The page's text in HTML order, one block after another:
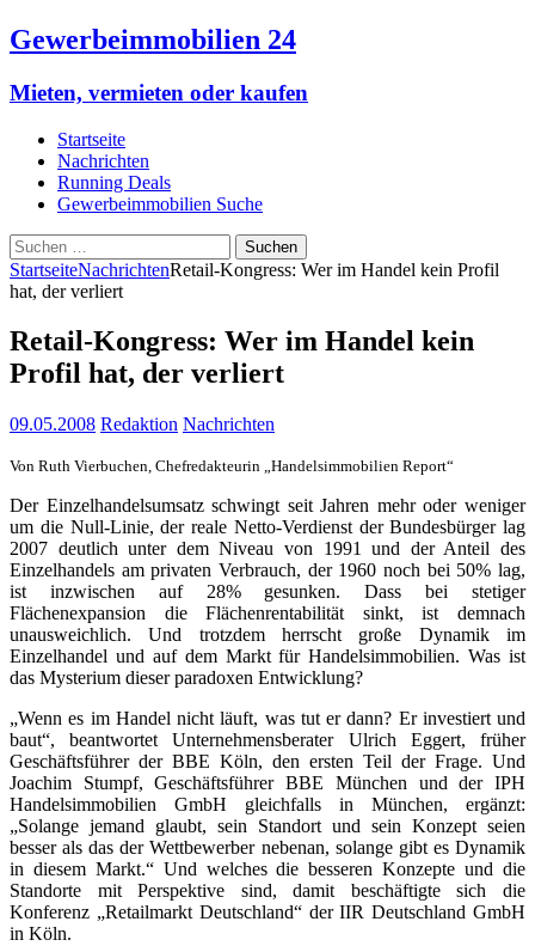
Gewerbeimmobilien 24
Mieten, vermieten oder kaufen
Startseite
Nachrichten
Running Deals
Gewerbeimmobilien Suche
Suchen
nach:
StartseiteNachrichtenRetail-Kongress: Wer im Handel kein Profil
hat, der verliert
Retail-Kongress: Wer im Handel kein
Profil hat, der verliert
09.05.2008 Redaktion Nachrichten
Von Ruth Vierbuchen, Chefredakteurin „Handelsimmobilien Report“
Der Einzelhandelsumsatz schwingt seit Jahren mehr oder weniger
um die Null-Linie, der reale Netto-Verdienst der Bundesbürger lag
2007 deutlich unter dem Niveau von 1991 und der Anteil des
Einzelhandels am privaten Verbrauch, der 1960 noch bei 50% lag,
ist inzwischen auf 28% gesunken. Dass bei stetiger
Flächenexpansion die Flächenrentabilität sinkt, ist demnach
unausweichlich. Und trotzdem herrscht große Dynamik im
Einzelhandel und auf dem Markt für Handelsimmobilien. Was ist
das Mysterium dieser paradoxen Entwicklung?
„Wenn es im Handel nicht läuft, was tut er dann? Er investiert und
baut“, beantwortet Unternehmensberater Ulrich Eggert, früher
Geschäftsführer der BBE Köln, den ersten Teil der Frage. Und
Joachim Stumpf, Geschäftsführer BBE München und der IPH
Handelsimmobilien GmbH gleichfalls in München, ergänzt:
„Solange jemand glaubt, sein Standort und sein Konzept seien
besser als das der Wettbewerber nebenan, solange gibt es Dynamik
in diesem Markt.“ Und welches die besseren Konzepte und die
Standorte mit Perspektive sind, damit beschäftigte sich die
Konferenz „Retailmarkt Deutschland“ der IIR Deutschland GmbH
in Köln.